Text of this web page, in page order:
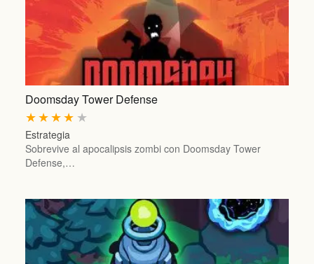
Doomsday Tower Defense
★
★
★
★
★
Estrategia
Sobrevive al apocalipsis zombi con Doomsday Tower
Defense,…